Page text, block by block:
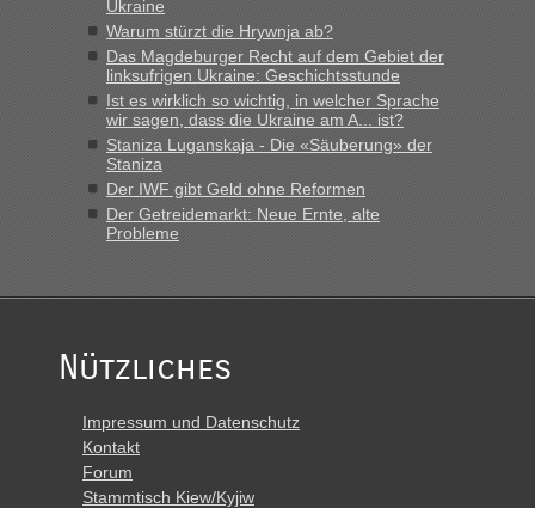
Ukraine
Warum stürzt die Hrywnja ab?
Das Magdeburger Recht auf dem Gebiet der
linksufrigen Ukraine: Geschichtsstunde
Ist es wirklich so wichtig, in welcher Sprache
wir sagen, dass die Ukraine am A... ist?
Staniza Luganskaja - Die «Säuberung» der
Staniza
Der IWF gibt Geld ohne Reformen
Der Getreidemarkt: Neue Ernte, alte
Probleme
Nützliches
Impressum und Datenschutz
Kontakt
Forum
Stammtisch Kiew/Kyjiw